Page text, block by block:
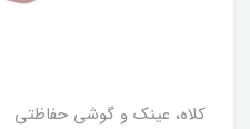
کلاه، عینک و گوشی حفاظتی